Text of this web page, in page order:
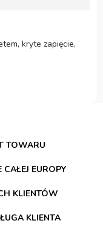
kryte zapięcie,
TOWARU
EUROPY
KLIENTÓW
KLIENTA